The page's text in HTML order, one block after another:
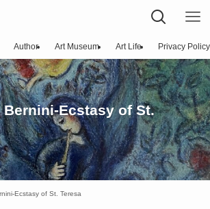
Author Art Museum Art Life Privacy Policy
Ecstasy of St.
Ecstasy of St. Teresa